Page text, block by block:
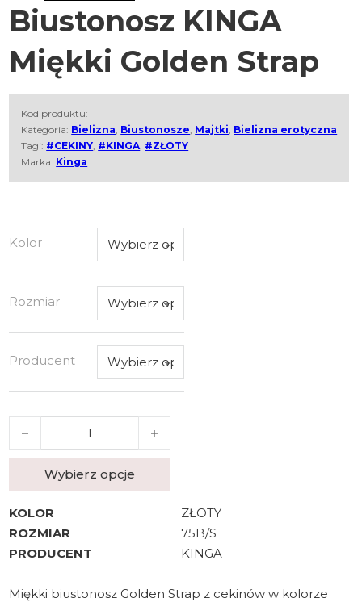
Biustonosz KINGA
Miękki Golden Strap
Kod produktu:
Kategoria: Bielizna Biustonosze Majtki Bielizna erotyczna
Tagi: #CEKINY #KINGA #ZŁOTY
Marka: Kinga
Kolor
Rozmiar
Producent
ilość Biustonosz KINGA Miękki Golden Strap
Wybierz opcje
KOLOR
ZŁOTY
ROZMIAR
75B/S
PRODUCENT
KINGA
Miękki biustonosz Golden Strap z cekinów w kolorze